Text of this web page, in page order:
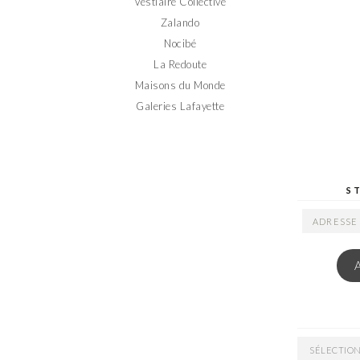
Zalando
Nocibé
La Redoute
Maisons du Monde
Galeries Lafayette
ADRESSE
ARCHIVES